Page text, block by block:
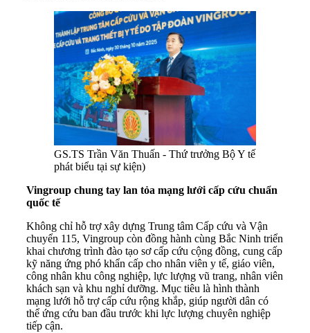
GS.TS Trần Văn Thuấn - Thứ trưởng Bộ Y tế
phát biểu tại sự kiện)
Vingroup chung tay lan tỏa mạng lưới cấp cứu chuẩn
quốc tế
Không chỉ hỗ trợ xây dựng Trung tâm Cấp cứu và Vận
chuyển 115, Vingroup còn đồng hành cùng Bắc Ninh triển
khai chương trình đào tạo sơ cấp cứu cộng đồng, cung cấp
kỹ năng ứng phó khẩn cấp cho nhân viên y tế, giáo viên,
công nhân khu công nghiệp, lực lượng vũ trang, nhân viên
khách sạn và khu nghỉ dưỡng. Mục tiêu là hình thành
mạng lưới hỗ trợ cấp cứu rộng khắp, giúp người dân có
thể ứng cứu ban đầu trước khi lực lượng chuyên nghiệp
tiếp cận.